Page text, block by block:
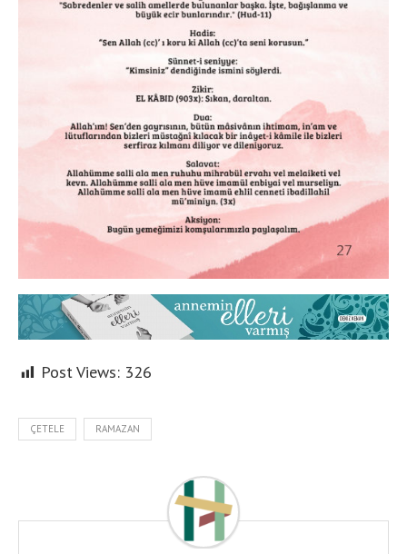
Post Views: 326
ÇETELE RAMAZAN